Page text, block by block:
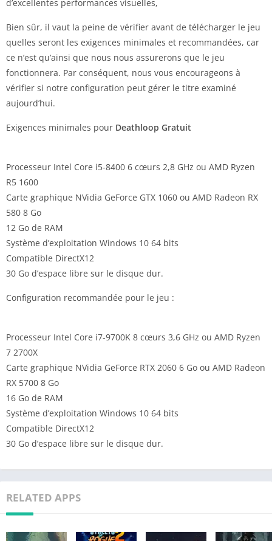
d’excellentes performances visuelles,
Bien sûr, il vaut la peine de vérifier avant de télécharger le jeu
quelles seront les exigences minimales et recommandées, car
ce n’est qu’ainsi que nous nous assurerons que le jeu
fonctionnera. Par conséquent, nous vous encourageons à
vérifier si notre configuration peut gérer le titre examiné
aujourd’hui.
Exigences minimales pour Deathloop Gratuit
Processeur Intel Core i5-8400 6 cœurs 2,8 GHz ou AMD Ryzen
R5 1600
Carte graphique NVidia GeForce GTX 1060 ou AMD Radeon RX
580 8 Go
12 Go de RAM
Système d’exploitation Windows 10 64 bits
Compatible DirectX12
30 Go d’espace libre sur le disque dur.
Configuration recommandée pour le jeu :
Processeur Intel Core i7-9700K 8 cœurs 3,6 GHz ou AMD Ryzen
7 2700X
Carte graphique NVidia GeForce RTX 2060 6 Go ou AMD Radeon
RX 5700 8 Go
16 Go de RAM
Système d’exploitation Windows 10 64 bits
Compatible DirectX12
30 Go d’espace libre sur le disque dur.
RELATED APPS